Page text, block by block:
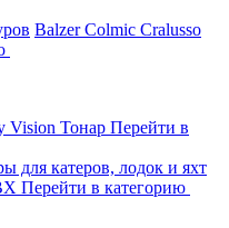
BalzerColmic Cralusso
Vision Тонар Перейти в
для катеров, лодок и яхт
Перейти в категорию